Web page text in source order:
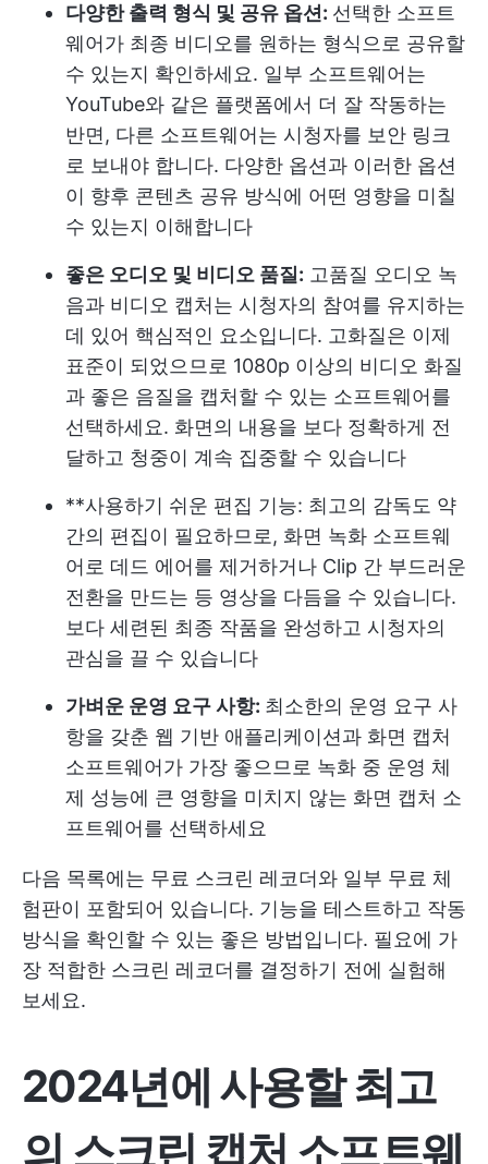
다양한 출력 형식 및 공유 옵션: 선택한 소프트
웨어가 최종 비디오를 원하는 형식으로 공유할
수 있는지 확인하세요. 일부 소프트웨어는
YouTube와 같은 플랫폼에서 더 잘 작동하는
반면, 다른 소프트웨어는 시청자를 보안 링크
로 보내야 합니다. 다양한 옵션과 이러한 옵션
이 향후 콘텐츠 공유 방식에 어떤 영향을 미칠
수 있는지 이해합니다
좋은 오디오 및 비디오 품질: 고품질 오디오 녹
음과 비디오 캡처는 시청자의 참여를 유지하는
데 있어 핵심적인 요소입니다. 고화질은 이제
표준이 되었으므로 1080p 이상의 비디오 화질
과 좋은 음질을 캡처할 수 있는 소프트웨어를
선택하세요. 화면의 내용을 보다 정확하게 전
달하고 청중이 계속 집중할 수 있습니다
**사용하기 쉬운 편집 기능: 최고의 감독도 약
간의 편집이 필요하므로, 화면 녹화 소프트웨
어로 데드 에어를 제거하거나 Clip 간 부드러운
전환을 만드는 등 영상을 다듬을 수 있습니다.
보다 세련된 최종 작품을 완성하고 시청자의
관심을 끌 수 있습니다
가벼운 운영 요구 사항: 최소한의 운영 요구 사
항을 갖춘 웹 기반 애플리케이션과 화면 캡처
소프트웨어가 가장 좋으므로 녹화 중 운영 체
제 성능에 큰 영향을 미치지 않는 화면 캡처 소
프트웨어를 선택하세요
다음 목록에는 무료 스크린 레코더와 일부 무료 체
험판이 포함되어 있습니다. 기능을 테스트하고 작동
방식을 확인할 수 있는 좋은 방법입니다. 필요에 가
장 적합한 스크린 레코더를 결정하기 전에 실험해
보세요.
2024년에 사용할 최고
의 스크린 캡처 소프트웨